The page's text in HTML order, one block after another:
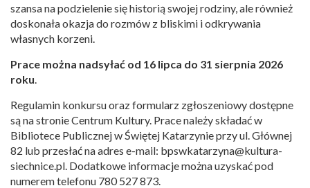
szansa na podzielenie się historią swojej rodziny, ale również
doskonała okazja do rozmów z bliskimi i odkrywania
własnych korzeni.
Prace można nadsyłać od 16 lipca do 31 sierpnia 2026
roku.
Regulamin konkursu oraz formularz zgłoszeniowy dostępne
są na stronie Centrum Kultury. Prace należy składać w
Bibliotece Publicznej w Świętej Katarzynie przy ul. Głównej
82 lub przesłać na adres e-mail: bpswkatarzyna@kultura-
siechnice.pl. Dodatkowe informacje można uzyskać pod
numerem telefonu 780 527 873.